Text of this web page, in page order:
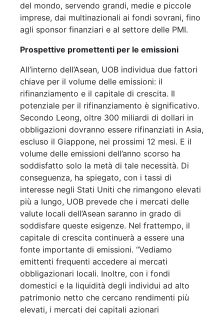
del mondo, servendo grandi, medie e piccole
imprese, dai multinazionali ai fondi sovrani, fino
agli sponsor finanziari e al settore delle PMI.
Prospettive promettenti per le emissioni
All’interno dell’Asean, UOB individua due fattori
chiave per il volume delle emissioni: il
rifinanziamento e il capitale di crescita. Il
potenziale per il rifinanziamento è significativo.
Secondo Leong, oltre 300 miliardi di dollari in
obbligazioni dovranno essere rifinanziati in Asia,
escluso il Giappone, nei prossimi 12 mesi. E il
volume delle emissioni dell’anno scorso ha
soddisfatto solo la metà di tale necessità. Di
conseguenza, ha spiegato, con i tassi di
interesse negli Stati Uniti che rimangono elevati
più a lungo, UOB prevede che i mercati delle
valute locali dell’Asean saranno in grado di
soddisfare queste esigenze. Nel frattempo, il
capitale di crescita continuerà a essere una
fonte importante di emissioni. “Vediamo
emittenti frequenti accedere ai mercati
obbligazionari locali. Inoltre, con i fondi
domestici e la liquidità degli individui ad alto
patrimonio netto che cercano rendimenti più
elevati, i mercati dei capitali azionari